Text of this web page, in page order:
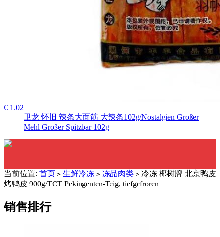
€ 1.02
卫龙 怀旧 辣条大面筋 大辣条102g/Nostalgien Großer
Mehl Großer Spitzbar 102g
当前位置: 首页 > 生鲜冷冻 > 冻品肉类 > 冷冻 椰树牌 北京鸭皮
烤鸭皮 900g/TCT Pekingenten-Teig, tiefgefroren
销售排行